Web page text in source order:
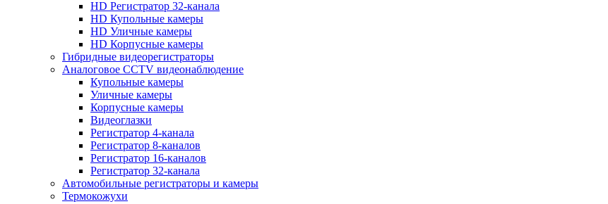
HD Регистратор 32-канала
HD Купольные камеры
HD Уличные камеры
HD Корпусные камеры
Гибридные видеорегистраторы
Аналоговое CCTV видеонаблюдение
Купольные камеры
Уличные камеры
Корпусные камеры
Видеоглазки
Регистратор 4-канала
Регистратор 8-каналов
Регистратор 16-каналов
Регистратор 32-канала
Автомобильные регистраторы и камеры
Термокожухи